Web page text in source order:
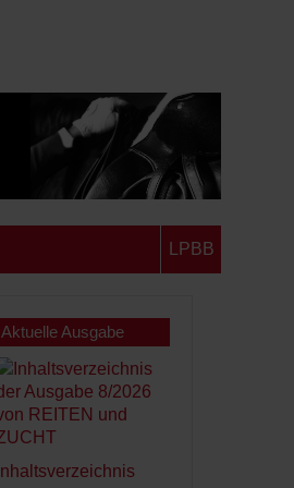
LPBB
Aktuelle Ausgabe
Inhaltsverzeichnis